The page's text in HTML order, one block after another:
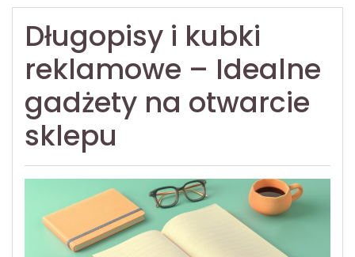
Długopisy i kubki
reklamowe – Idealne
gadżety na otwarcie
sklepu